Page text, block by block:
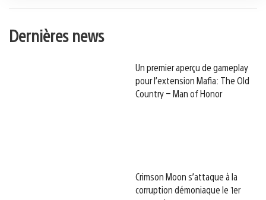
Dernières news
Un premier aperçu de gameplay
pour l’extension Mafia: The Old
Country – Man of Honor
Crimson Moon s’attaque à la
corruption démoniaque le 1er